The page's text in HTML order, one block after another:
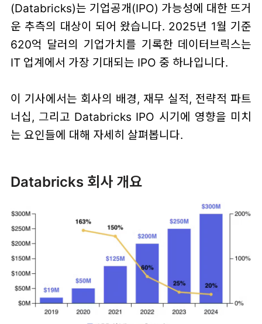
(Databricks)는 기업공개(IPO) 가능성에 대한 뜨거
운 추측의 대상이 되어 왔습니다. 2025년 1월 기준
620억 달러의 기업가치를 기록한 데이터브릭스는
IT 업계에서 가장 기대되는 IPO 중 하나입니다.
이 기사에서는 회사의 배경, 재무 실적, 전략적 파트
너십, 그리고 Databricks IPO 시기에 영향을 미치
는 요인들에 대해 자세히 살펴봅니다.
Databricks 회사 개요